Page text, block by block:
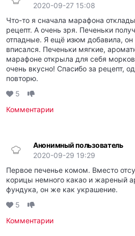
2020-09-27 15:08
Что-то я сначала марафона
рецепт. А очень зря. Печеньки
отпадные. Я ещё изюм добавила, он
вписался. Печеньки мягкие,
марафоне открыла для себя
очень вкусно! Спасибо за рецепт,
повторю.
5
Комментарии
Анонимный пользователь
2020-09-29 19:29
Первое печенье комом. Вместо
корицы немного какао и жареный
фундука, он же как украшение.
5
Комментарии